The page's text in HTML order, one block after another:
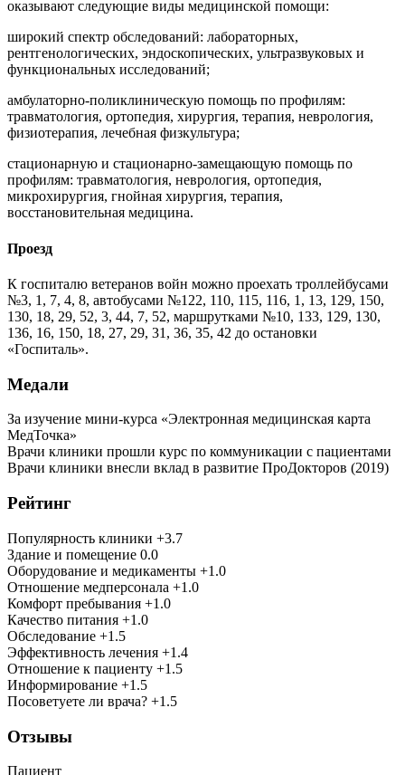
оказывают следующие виды медицинской помощи:
широкий спектр обследований: лабораторных,
рентгенологических, эндоскопических, ультразвуковых и
функциональных исследований;
амбулаторно-поликлиническую помощь по профилям:
травматология, ортопедия, хирургия, терапия, неврология,
физиотерапия, лечебная физкультура;
стационарную и стационарно-замещающую помощь по
профилям: травматология, неврология, ортопедия,
микрохирургия, гнойная хирургия, терапия,
восстановительная медицина.
Проезд
К госпиталю ветеранов войн можно проехать троллейбусами
№3, 1, 7, 4, 8, автобусами №122, 110, 115, 116, 1, 13, 129, 150,
130, 18, 29, 52, 3, 44, 7, 52, маршрутками №10, 133, 129, 130,
136, 16, 150, 18, 27, 29, 31, 36, 35, 42 до остановки
«Госпиталь».
Медали
За изучение мини-курса «Электронная медицинская карта
МедТочка»
Врачи клиники прошли курс по коммуникации с пациентами
Врачи клиники внесли вклад в развитие ПроДокторов (2019)
Рейтинг
Популярность клиники +3.7
Здание и помещение 0.0
Оборудование и медикаменты +1.0
Отношение медперсонала +1.0
Комфорт пребывания +1.0
Качество питания +1.0
Обследование +1.5
Эффективность лечения +1.4
Отношение к пациенту +1.5
Информирование +1.5
Посоветуете ли врача? +1.5
Отзывы
Пациент